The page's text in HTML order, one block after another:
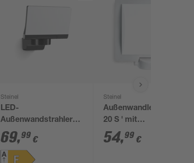
Steinel
LED-
Außenwandstrahler
'XLED home 2' 13,7 W
1550 lm warmweiß IP
44 18 x 18,1 cm
69,99 €
Steinel
Außenwandleuchte 'L
20 S ' mit
Bewegungssensor 60
W IP 44 23 x 25 cm
54,99 €